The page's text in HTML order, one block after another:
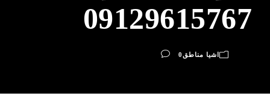
09129615767
اشیا مناطق 0